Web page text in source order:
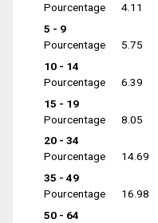
Pourcentage
4.11
5 - 9
Pourcentage
5.75
10 - 14
Pourcentage
6.39
15 - 19
Pourcentage
8.05
20 - 34
Pourcentage
14.69
35 - 49
Pourcentage
16.98
50 - 64